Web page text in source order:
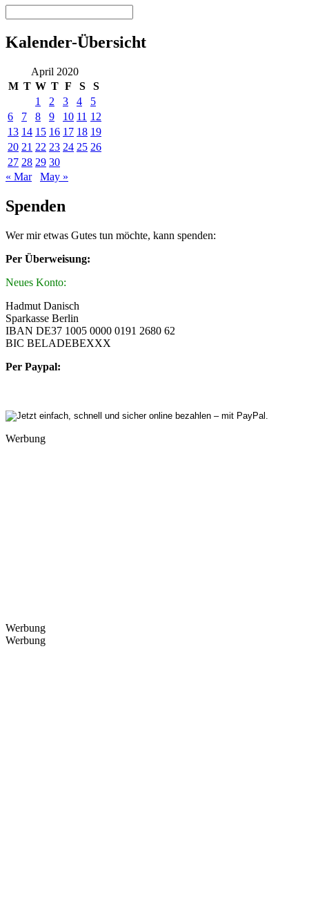
Kalender-Übersicht
April 2020
M T W T F S
S
1
2 3 4
5
6
7 8 9 10 11 12
13 14 15 16 17 18 19
20 21 22 23 24 25 26
27 28 29 30
« Mar
May »
Spenden
Wer mir etwas Gutes tun möchte, kann spenden:
Per Überweisung:
Neues Konto:
Hadmut Danisch
Sparkasse Berlin
IBAN DE37 1005 0000 0191 2680 62
BIC BELADEBEXXX
Per Paypal:
Werbung
Werbung
Werbung